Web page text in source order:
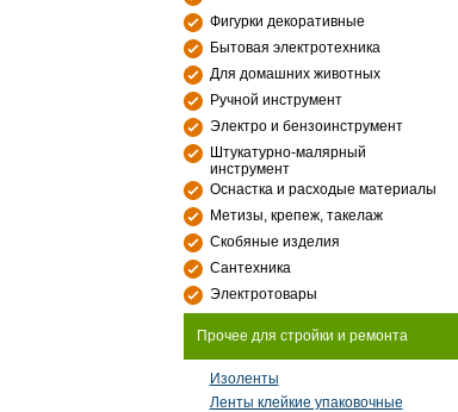
Фигурки декоративные
Бытовая электротехника
Для домашних животных
Ручной инструмент
Электро и бензоинструмент
Штукатурно-малярный
инструмент
Оснастка и расходые материалы
Метизы, крепеж, такелаж
Скобяные изделия
Сантехника
Электротовары
Прочее для стройки и ремонта
Изоленты
Ленты клейкие упаковочные